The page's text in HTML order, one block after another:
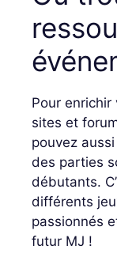
Pour
sites et
pouvez aussi
des parties
débutants.
différents
passionnés
futur MJ !